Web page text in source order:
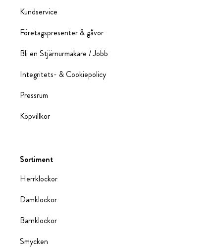
Kundservice
Företagspresenter & gåvor
Bli en Stjärnurmakare / Jobb
Integritets- & Cookiepolicy
Pressrum
Köpvillkor
Sortiment
Herrklockor
Damklockor
Barnklockor
Smycken